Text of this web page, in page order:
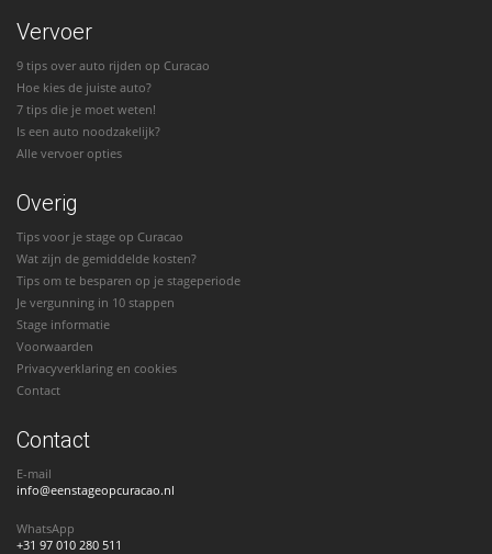
Vervoer
9 tips over auto rijden op Curacao
Hoe kies de juiste auto?
7 tips die je moet weten!
Is een auto noodzakelijk?
Alle vervoer opties
Overig
Tips voor je stage op Curacao
Wat zijn de gemiddelde kosten?
Tips om te besparen op je stageperiode
Je vergunning in 10 stappen
Stage informatie
Voorwaarden
Privacyverklaring en cookies
Contact
Contact
E-mail
info@eenstageopcuracao.nl
WhatsApp
+31 97 010 280 511